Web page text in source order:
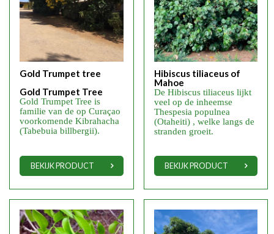
Gold Trumpet tree
Gold Trumpet Tree
Gold Trumpet Tree is
familie van de op Curaçao
voorkomende Kibrahacha
(Tabebuia billbergii).
BEKIJK PRODUCT
Hibiscus tiliaceus of
Mahoe
De Hibiscus tiliaceus lijkt
veel op de inheemse
Thespesia populnea
(Otaheiti) , welke langs de
stranden groeit.
BEKIJK PRODUCT